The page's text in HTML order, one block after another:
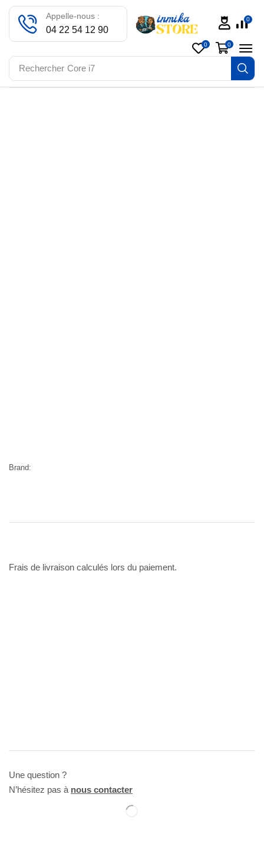
Rechercher Core i7
Appelle-nous :
04 22 54 12 90
0
0 0
Brand:
Frais de livraison calculés lors du paiement.
Une question ?
N’hésitez pas à nous contacter